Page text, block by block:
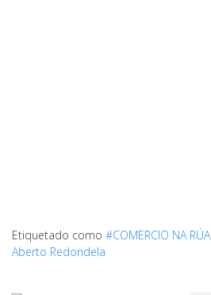
Etiquetado como #COMERCIO NA RÚA
Aberto Redondela